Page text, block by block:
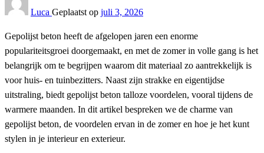
Luca Geplaatst op juli 3, 2026
Gepolijst beton heeft de afgelopen jaren een enorme
populariteitsgroei doorgemaakt, en met de zomer in volle gang is het
belangrijk om te begrijpen waarom dit materiaal zo aantrekkelijk is
voor huis- en tuinbezitters. Naast zijn strakke en eigentijdse
uitstraling, biedt gepolijst beton talloze voordelen, vooral tijdens de
warmere maanden. In dit artikel bespreken we de charme van
gepolijst beton, de voordelen ervan in de zomer en hoe je het kunt
stylen in je interieur en exterieur.